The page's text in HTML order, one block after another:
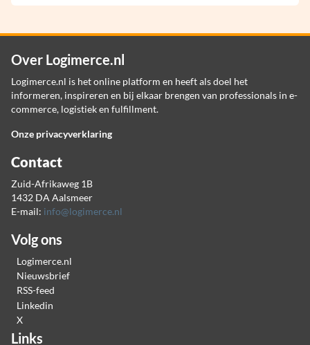
Over Logimerce.nl
Logimerce.nl is het online platform en heeft als doel het
informeren, inspireren en bij elkaar brengen van professionals in e-
commerce, logistiek en fulfillment.
Onze privacyverklaring
Contact
Zuid-Afrikaweg 1B
1432 DA Aalsmeer
E-mail: info@logimerce.nl
Volg ons
Logimerce.nl
Nieuwsbrief
RSS-feed
Linkedin
X
Links